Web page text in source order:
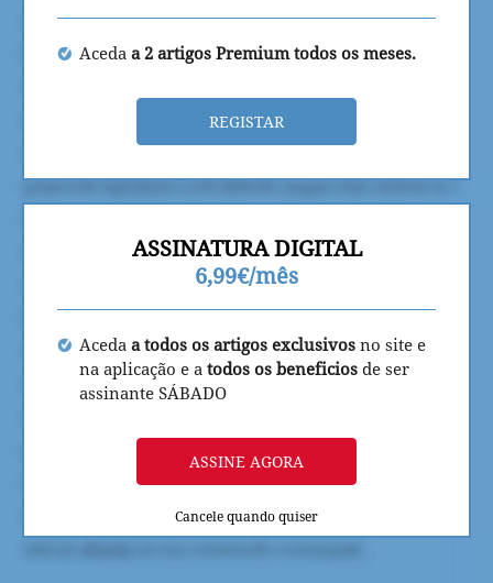
Aceda a 2 artigos Premium todos os meses.
REGISTAR
ASSINATURA DIGITAL
6,99€/mês
Aceda a todos os artigos exclusivos no site e
na aplicação e a todos os beneficios de ser
assinante SÁBADO
ASSINE AGORA
Cancele quando quiser